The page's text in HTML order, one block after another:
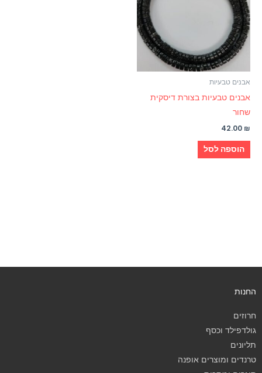
אבנים טבעיות
אבנים טבעיות בצורת דיסקית
שחור
42.00 ₪
הוספה לסל
החנות
חרוזים
גולדפילד וכסף
תליונים
טרנדים ומוצרים אופנה